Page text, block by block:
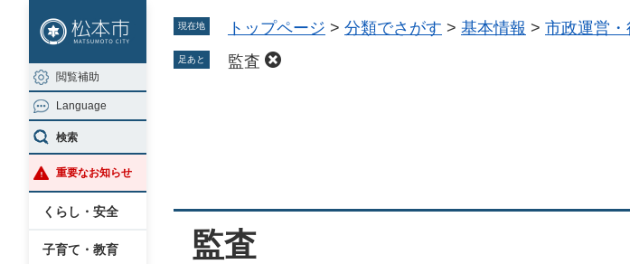
ジ
の
先
頭
で
す
ュ
ー
を
飛
ば
し
閲覧補助
Language
検索
重要なお知らせ
くらし・安全
子育て・教育
現在地 トップページ > 分類でさがす > 基本情報 > 市政運営
足あと 監査
監査